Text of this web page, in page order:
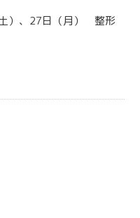
）、27日（月） 整形